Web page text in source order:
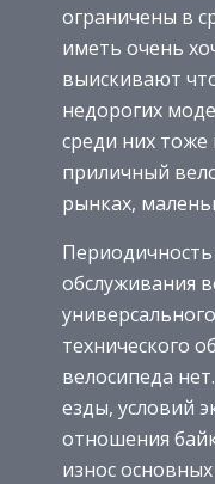
ограничены в
иметь очень
выискивают
недорогих
среди них
приличный
рынках,
Периодичность
обслуживания
технического
велосипеда
езды, условий
отношения
износ